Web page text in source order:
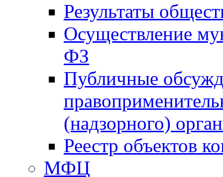
Результаты
Осуществление
ФЗ
Публичные
(надзорного)
Реестр объектов
МФЦ